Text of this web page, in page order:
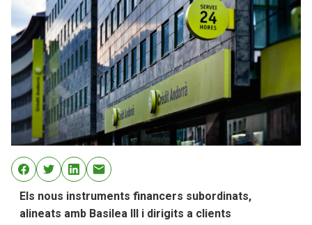
Els nous instruments financers subordinats,
alineats amb Basilea III i dirigits a clients